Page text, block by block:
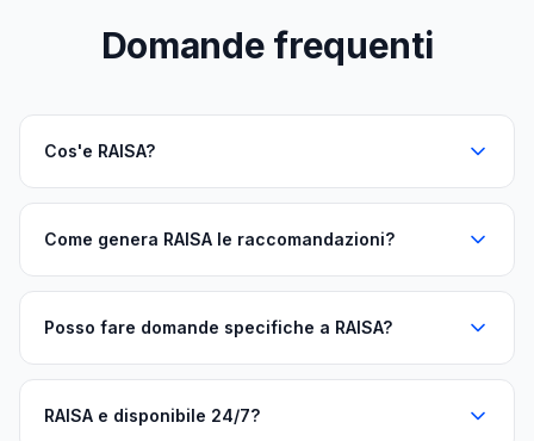
Domande frequenti
Cos'e RAISA?
Come genera RAISA le raccomandazioni?
Posso fare domande specifiche a RAISA?
RAISA e disponibile 24/7?